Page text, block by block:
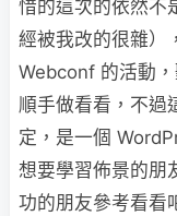
惜的這次的依然不
經被我改的很雜）
Webconf 的活動
順手做看看，不過
定，是一個
想要學習佈景的朋
功的朋友參考看看